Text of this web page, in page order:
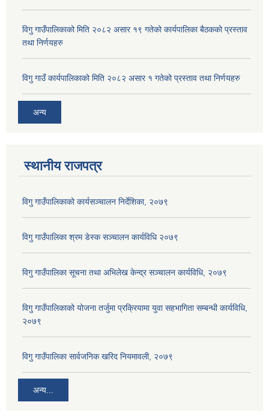
विगु गाउँपालिकाको मिति २०८२ असार १९ गतेको कार्यपालिका बैठकको प्रस्ताव
तथा निर्णयहरु
विगु गाउँ कार्यपालिकाको मिति २०८२ असार १ गतेको प्रस्ताव तथा निर्णयहरु
अन्य
स्थानीय राजपत्र
विगु गाउँपालिकाको कार्यसञ्‍चालन निर्देशिका, २०७९
विगु गाउँपालिका श्रम डेस्क सञ्चालन कार्यविधि २०७९
विगु गाउँपालिका सूचना तथा अभिलेख केन्द्र सञ्चालन कार्यविधि, २०७९
विगु गाउँपालिकाको योजना तर्जुमा प्रक्रियामा युवा सहभागिता सम्बन्धी कार्यविधि,
२०७९
विगु गाउँपालिका सार्वजनिक खरिद नियमावली, २०७९
अन्य...